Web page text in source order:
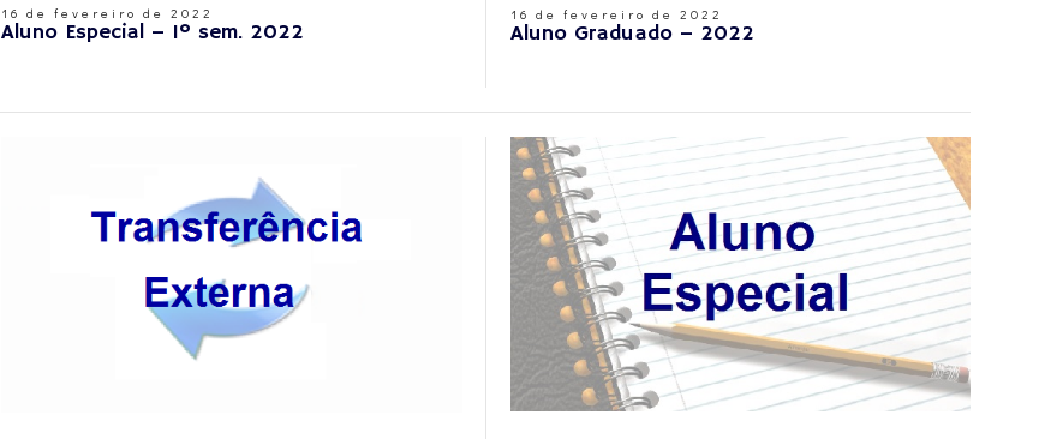
16 de fevereiro de 2022
Aluno Especial – 1º sem. 2022
16 de fevereiro de 2022
Aluno Graduado – 2022